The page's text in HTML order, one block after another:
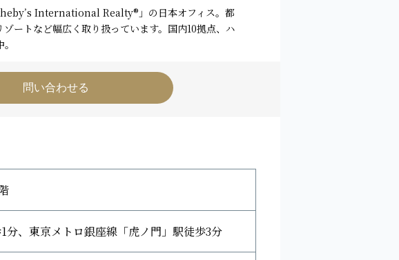
International Realty®」の日本オフィス。都
ートなど幅広く取り扱っています。国内10拠点、ハ
問い合わせる
、東京メトロ銀座線「虎ノ門」駅徒歩3分